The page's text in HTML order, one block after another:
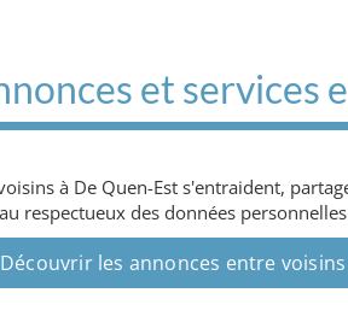
et services
à De Quen-Est s'entraident,
respectueux des données
Découvrir les annonces entre voisins